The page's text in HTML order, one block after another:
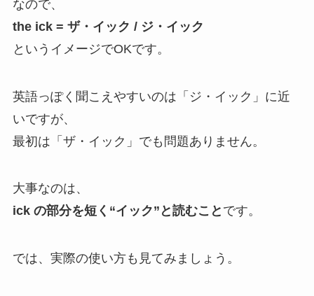
なので、
the ick = ザ・イック / ジ・イック
というイメージでOKです。
英語っぽく聞こえやすいのは「ジ・イック」に近
いですが、
最初は「ザ・イック」でも問題ありません。
大事なのは、
ick の部分を短く“イック”と読むこと です。
では、実際の使い方も見てみましょう。